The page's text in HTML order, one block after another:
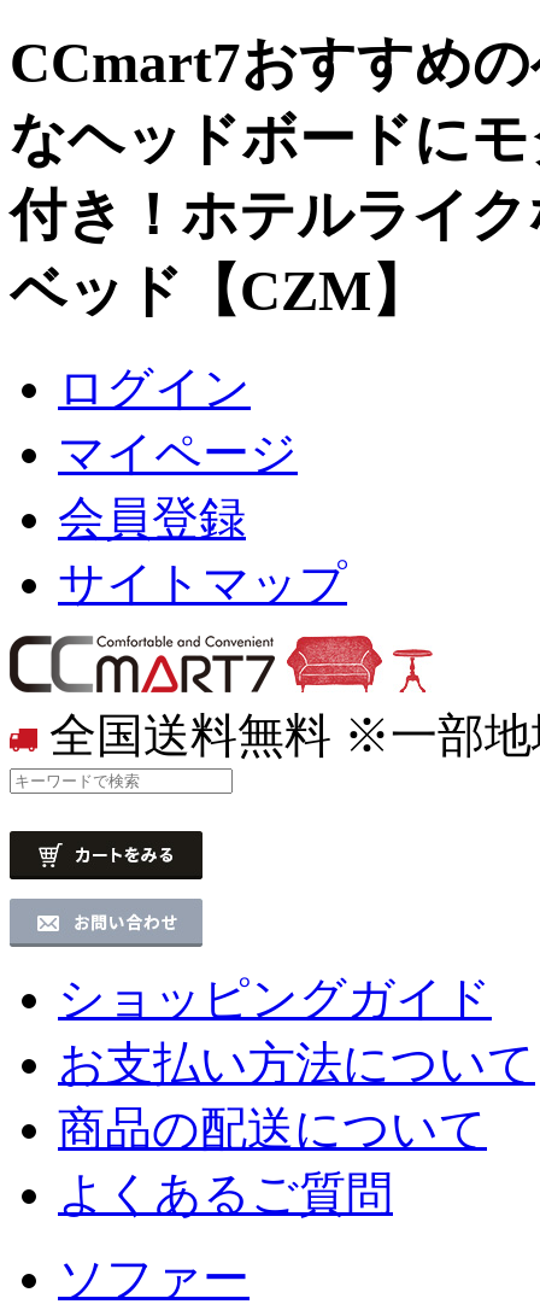
CCmart7おすすめ
なヘッドボードに
付き！ホテルライ
ベッド【CZM】
ログイン
マイページ
会員登録
サイトマップ
全国送料無料 ※一部地
ショッピングガイド
お支払い方法について
商品の配送について
よくあるご質問
ソファー